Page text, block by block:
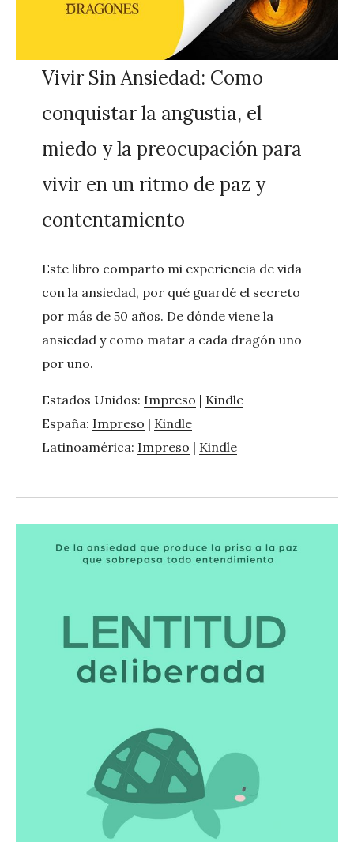
Vivir Sin Ansiedad: Como
conquistar la angustia, el
miedo y la preocupación para
vivir en un ritmo de paz y
contentamiento
Este libro comparto mi experiencia de vida
con la ansiedad, por qué guardé el secreto
por más de 50 años. De dónde viene la
ansiedad y como matar a cada dragón uno
por uno.
Estados Unidos: Impreso | Kindle
España: Impreso | Kindle
Latinoamérica: Impreso | Kindle